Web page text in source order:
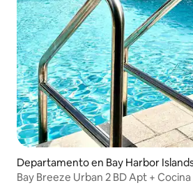
Departamento en Bay Harbor
Bay Breeze Urban 2 BD Apt +